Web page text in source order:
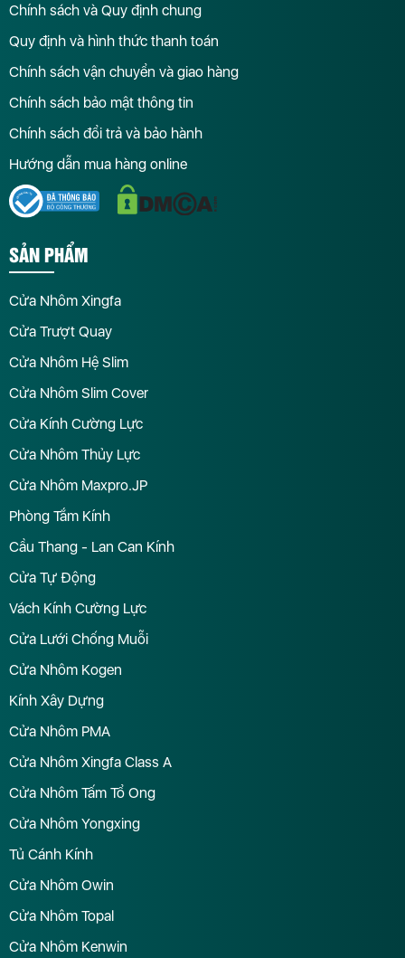
Chính sách và Quy định chung
Quy định và hình thức thanh toán
Chính sách vận chuyển và giao hàng
Chính sách bảo mật thông tin
Chính sách đổi trả và bảo hành
Hướng dẫn mua hàng online
SẢN PHẨM
Cửa Nhôm Xingfa
Cửa Trượt Quay
Cửa Nhôm Hệ Slim
Cửa Nhôm Slim Cover
Cửa Kính Cường Lực
Cửa Nhôm Thủy Lực
Cửa Nhôm Maxpro.JP
Phòng Tắm Kính
Cầu Thang - Lan Can Kính
Cửa Tự Động
Vách Kính Cường Lực
Cửa Lưới Chống Muỗi
Cửa Nhôm Kogen
Kính Xây Dựng
Cửa Nhôm PMA
Cửa Nhôm Xingfa Class A
Cửa Nhôm Tấm Tổ Ong
Cửa Nhôm Yongxing
Tủ Cánh Kính
Cửa Nhôm Owin
Cửa Nhôm Topal
Cửa Nhôm Kenwin